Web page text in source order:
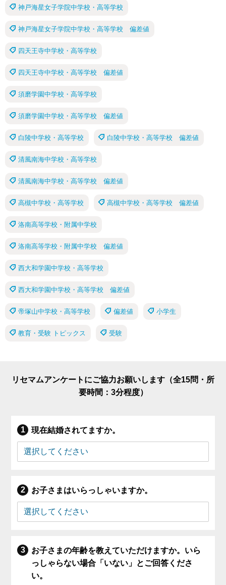
神戸海星女子学院中学校・高等学校
神戸海星女子学院中学校・高等学校 偏差値
四天王寺中学校・高等学校
四天王寺中学校・高等学校 偏差値
須磨学園中学校・高等学校
須磨学園中学校・高等学校 偏差値
白陵中学校・高等学校 白陵中学校・高等学校 偏差値
清風南海中学校・高等学校
清風南海中学校・高等学校 偏差値
高槻中学校・高等学校 高槻中学校・高等学校 偏差値
洛南高等学校・附属中学校
洛南高等学校・附属中学校 偏差値
西大和学園中学校・高等学校
西大和学園中学校・高等学校 偏差値
帝塚山中学校・高等学校 偏差値 小学生
教育・受験 トピックス 受験
リセマムアンケートにご協力お願いします（全15問・所
要時間：3分程度）
現在結婚されてますか。
お子さまはいらっしゃいますか。
お子さまの年齢を教えていただけますか。いら
っしゃらない場合「いない」とご回答くださ
い。